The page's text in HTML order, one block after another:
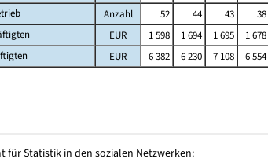
Anzahl 52 44 43 38
EUR 1 598 1 694 1 695 1 678
EUR 6 382 6 230 7 108 6 554
für Statistik in den sozialen Netzwerken: